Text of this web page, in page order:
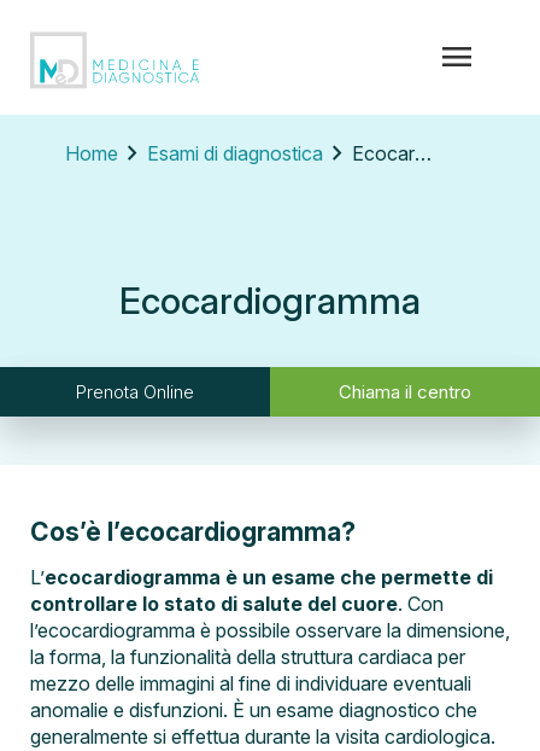
menu
Home chevron_right Esami di diagnostica chevron_right Ecocardiogramma
Ecocardiogramma
Prenota Online Chiama il centro
Cos’è l’ecocardiogramma?
L’ecocardiogramma è un esame che permette di
controllare lo stato di salute del cuore. Con
l’ecocardiogramma è possibile osservare la dimensione,
la forma, la funzionalità della struttura cardiaca per
mezzo delle immagini al fine di individuare eventuali
anomalie e disfunzioni. È un esame diagnostico che
generalmente si effettua durante la visita cardiologica.